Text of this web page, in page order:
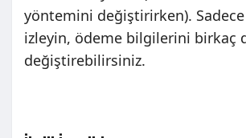
yöntemini değiştirirken). Sadece
izleyin, ödeme bilgilerini birkaç
değiştirebilirsiniz.